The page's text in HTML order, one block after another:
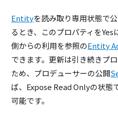
Entityを読み取り専用状態で
るとき、このプロパティを
側からの利用を参照のEntity
できます。更新は引き続きプ
ため、プロデューサーの公開
ば、Expose Read Onlyの状態
可能です。